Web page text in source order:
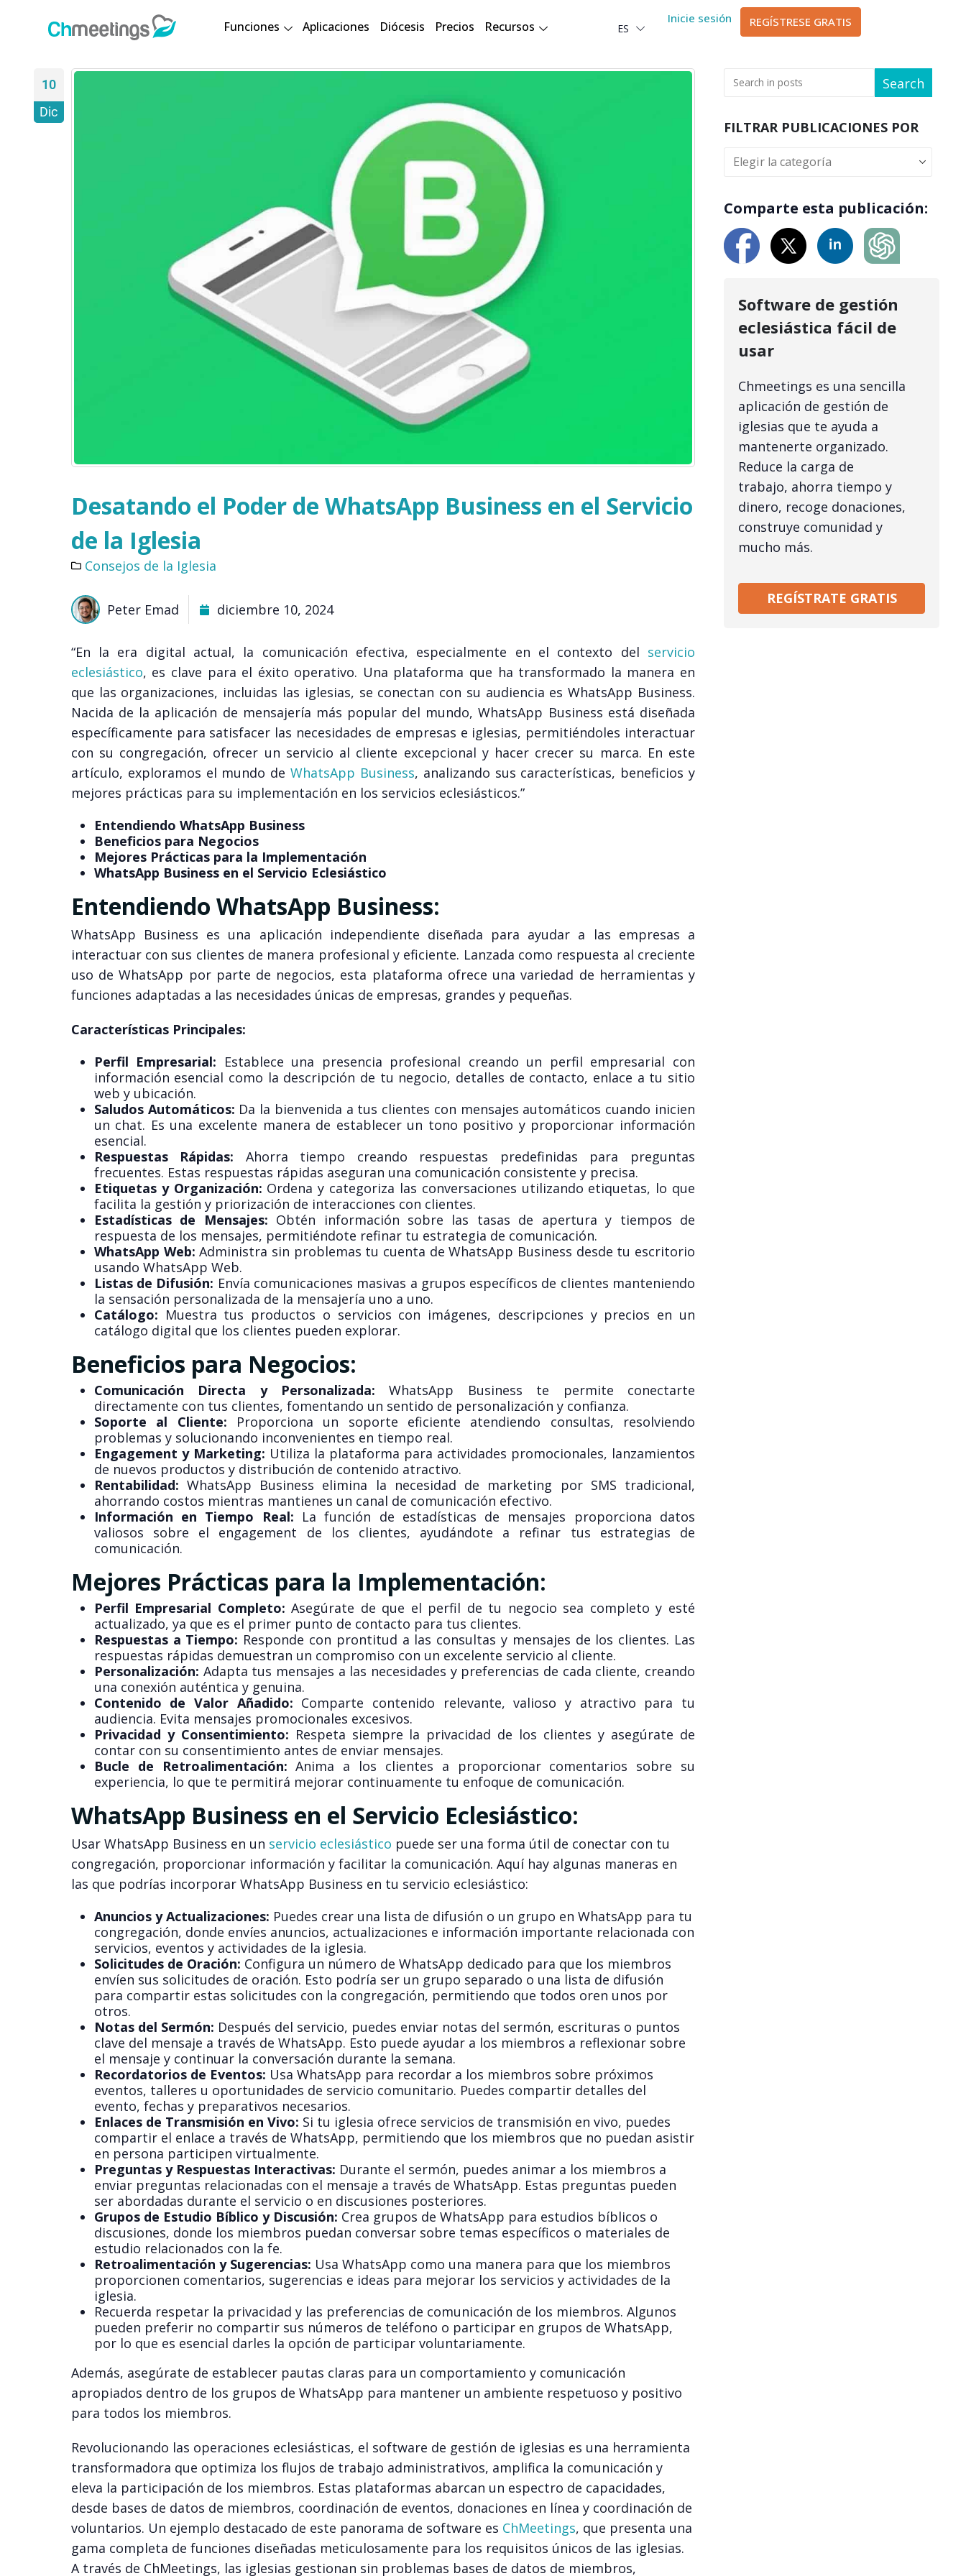
Funciones Aplicaciones Diócesis Precios Recursos ES
العربية
Inicie sesión REGÍSTRESE GRATIS
10
Dic
Desatando el Poder de WhatsApp Business en el Servicio
de la Iglesia
Consejos de la Iglesia
Peter Emad diciembre 10, 2024
“En la era digital actual, la comunicación efectiva, especialmente en el contexto del servicio
eclesiástico, es clave para el éxito operativo. Una plataforma que ha transformado la manera en
que las organizaciones, incluidas las iglesias, se conectan con su audiencia es WhatsApp Business.
Nacida de la aplicación de mensajería más popular del mundo, WhatsApp Business está diseñada
específicamente para satisfacer las necesidades de empresas e iglesias, permitiéndoles interactuar
con su congregación, ofrecer un servicio al cliente excepcional y hacer crecer su marca. En este
artículo, exploramos el mundo de WhatsApp Business, analizando sus características, beneficios y
mejores prácticas para su implementación en los servicios eclesiásticos.”
Entendiendo WhatsApp Business
Beneficios para Negocios
Mejores Prácticas para la Implementación
WhatsApp Business en el Servicio Eclesiástico
Entendiendo WhatsApp Business:
WhatsApp Business es una aplicación independiente diseñada para ayudar a las empresas a
interactuar con sus clientes de manera profesional y eficiente. Lanzada como respuesta al creciente
uso de WhatsApp por parte de negocios, esta plataforma ofrece una variedad de herramientas y
funciones adaptadas a las necesidades únicas de empresas, grandes y pequeñas.
Características Principales:
Perfil Empresarial: Establece una presencia profesional creando un perfil empresarial con
información esencial como la descripción de tu negocio, detalles de contacto, enlace a tu sitio
web y ubicación.
Saludos Automáticos: Da la bienvenida a tus clientes con mensajes automáticos cuando inicien
un chat. Es una excelente manera de establecer un tono positivo y proporcionar información
esencial.
Respuestas Rápidas: Ahorra tiempo creando respuestas predefinidas para preguntas
frecuentes. Estas respuestas rápidas aseguran una comunicación consistente y precisa.
Etiquetas y Organización: Ordena y categoriza las conversaciones utilizando etiquetas, lo que
facilita la gestión y priorización de interacciones con clientes.
Estadísticas de Mensajes: Obtén información sobre las tasas de apertura y tiempos de
respuesta de los mensajes, permitiéndote refinar tu estrategia de comunicación.
WhatsApp Web: Administra sin problemas tu cuenta de WhatsApp Business desde tu escritorio
usando WhatsApp Web.
Listas de Difusión: Envía comunicaciones masivas a grupos específicos de clientes manteniendo
la sensación personalizada de la mensajería uno a uno.
Catálogo: Muestra tus productos o servicios con imágenes, descripciones y precios en un
catálogo digital que los clientes pueden explorar.
Beneficios para Negocios:
Comunicación Directa y Personalizada: WhatsApp Business te permite conectarte
directamente con tus clientes, fomentando un sentido de personalización y confianza.
Soporte al Cliente: Proporciona un soporte eficiente atendiendo consultas, resolviendo
problemas y solucionando inconvenientes en tiempo real.
Engagement y Marketing: Utiliza la plataforma para actividades promocionales, lanzamientos
de nuevos productos y distribución de contenido atractivo.
Rentabilidad: WhatsApp Business elimina la necesidad de marketing por SMS tradicional,
ahorrando costos mientras mantienes un canal de comunicación efectivo.
Información en Tiempo Real: La función de estadísticas de mensajes proporciona datos
valiosos sobre el engagement de los clientes, ayudándote a refinar tus estrategias de
comunicación.
Mejores Prácticas para la Implementación:
Perfil Empresarial Completo: Asegúrate de que el perfil de tu negocio sea completo y esté
actualizado, ya que es el primer punto de contacto para tus clientes.
Respuestas a Tiempo: Responde con prontitud a las consultas y mensajes de los clientes. Las
respuestas rápidas demuestran un compromiso con un excelente servicio al cliente.
Personalización: Adapta tus mensajes a las necesidades y preferencias de cada cliente, creando
una conexión auténtica y genuina.
Contenido de Valor Añadido: Comparte contenido relevante, valioso y atractivo para tu
audiencia. Evita mensajes promocionales excesivos.
Privacidad y Consentimiento: Respeta siempre la privacidad de los clientes y asegúrate de
contar con su consentimiento antes de enviar mensajes.
Bucle de Retroalimentación: Anima a los clientes a proporcionar comentarios sobre su
experiencia, lo que te permitirá mejorar continuamente tu enfoque de comunicación.
WhatsApp Business en el Servicio Eclesiástico:
Usar WhatsApp Business en un servicio eclesiástico puede ser una forma útil de conectar con tu
congregación, proporcionar información y facilitar la comunicación. Aquí hay algunas maneras en
las que podrías incorporar WhatsApp Business en tu servicio eclesiástico:
Anuncios y Actualizaciones: Puedes crear una lista de difusión o un grupo en WhatsApp para tu
congregación, donde envíes anuncios, actualizaciones e información importante relacionada con
servicios, eventos y actividades de la iglesia.
Solicitudes de Oración: Configura un número de WhatsApp dedicado para que los miembros
envíen sus solicitudes de oración. Esto podría ser un grupo separado o una lista de difusión
para compartir estas solicitudes con la congregación, permitiendo que todos oren unos por
otros.
Notas del Sermón: Después del servicio, puedes enviar notas del sermón, escrituras o puntos
clave del mensaje a través de WhatsApp. Esto puede ayudar a los miembros a reflexionar sobre
el mensaje y continuar la conversación durante la semana.
Recordatorios de Eventos: Usa WhatsApp para recordar a los miembros sobre próximos
eventos, talleres u oportunidades de servicio comunitario. Puedes compartir detalles del
evento, fechas y preparativos necesarios.
Enlaces de Transmisión en Vivo: Si tu iglesia ofrece servicios de transmisión en vivo, puedes
compartir el enlace a través de WhatsApp, permitiendo que los miembros que no puedan asistir
en persona participen virtualmente.
Preguntas y Respuestas Interactivas: Durante el sermón, puedes animar a los miembros a
enviar preguntas relacionadas con el mensaje a través de WhatsApp. Estas preguntas pueden
ser abordadas durante el servicio o en discusiones posteriores.
Grupos de Estudio Bíblico y Discusión: Crea grupos de WhatsApp para estudios bíblicos o
discusiones, donde los miembros puedan conversar sobre temas específicos o materiales de
estudio relacionados con la fe.
Retroalimentación y Sugerencias: Usa WhatsApp como una manera para que los miembros
proporcionen comentarios, sugerencias e ideas para mejorar los servicios y actividades de la
iglesia.
Recuerda respetar la privacidad y las preferencias de comunicación de los miembros. Algunos
pueden preferir no compartir sus números de teléfono o participar en grupos de WhatsApp,
por lo que es esencial darles la opción de participar voluntariamente.
Además, asegúrate de establecer pautas claras para un comportamiento y comunicación
apropiados dentro de los grupos de WhatsApp para mantener un ambiente respetuoso y positivo
para todos los miembros.
Revolucionando las operaciones eclesiásticas, el software de gestión de iglesias es una herramienta
transformadora que optimiza los flujos de trabajo administrativos, amplifica la comunicación y
eleva la participación de los miembros. Estas plataformas abarcan un espectro de capacidades,
desde bases de datos de miembros, coordinación de eventos, donaciones en línea y coordinación de
voluntarios. Un ejemplo destacado de este panorama de software es ChMeetings, que presenta una
gama completa de funciones diseñadas meticulosamente para los requisitos únicos de las iglesias.
A través de ChMeetings, las iglesias gestionan sin problemas bases de datos de miembros,
Search
FILTRAR PUBLICACIONES POR
Comparte esta publicación:
Software de gestión
eclesiástica fácil de
usar
Chmeetings es una sencilla
aplicación de gestión de
iglesias que te ayuda a
mantenerte organizado.
Reduce la carga de
trabajo, ahorra tiempo y
dinero, recoge donaciones,
construye comunidad y
mucho más.
REGÍSTRATE GRATIS